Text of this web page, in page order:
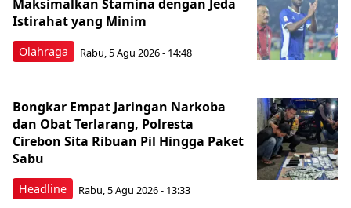
Olahraga
Maksimalkan Stamina dengan Jeda
Istirahat yang Minim
Rabu, 5 Agu 2026 - 14:48
Headline
Bongkar Empat Jaringan Narkoba
dan Obat Terlarang, Polresta
Cirebon Sita Ribuan Pil Hingga Paket
Sabu
Rabu, 5 Agu 2026 - 13:33